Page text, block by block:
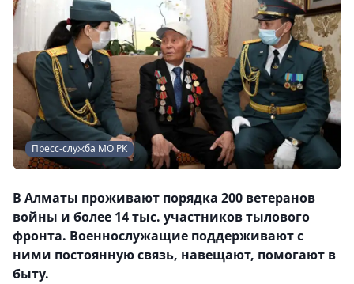
Пресс-служба МО РК
В Алматы проживают порядка 200 ветеранов
войны и более 14 тыс. участников тылового
фронта. Военнослужащие поддерживают с
ними постоянную связь, навещают, помогают в
быту.